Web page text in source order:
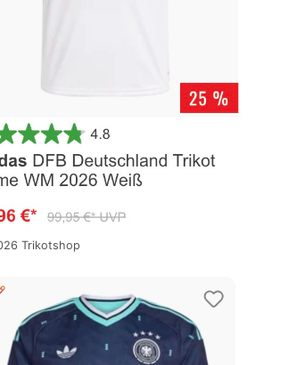
Trikotshop